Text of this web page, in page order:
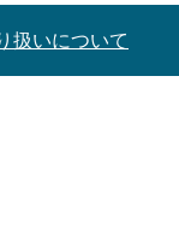
扱いについて